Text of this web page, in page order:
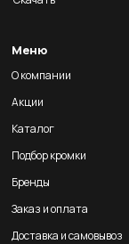
Меню
О компании
Акции
Каталог
Подбор кромки
Бренды
Заказ и оплата
Доставка и самовывоз